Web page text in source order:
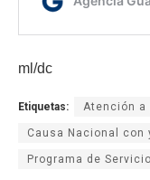
ml/dc
Etiquetas: Atención a
Causa Nacional con
Programa de